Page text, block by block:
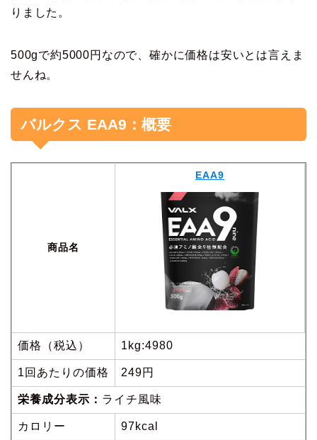
りました。
500gで約5000円なので、確かに価格は安いとは言えま
せんね。
バルクス EAA9：概要
商品名
EAA9
価格（税込） 1kg:4980
1回あたりの価格 249円
栄養成分表示： ライチ風味
カロリー 97kcal